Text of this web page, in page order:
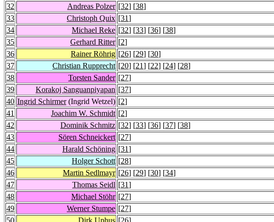
32
Andreas Polzer [32] [38]
33
Christoph Quix [31]
34
Michael Reke [32] [33] [36] [38]
35
Gerhard Ritter [2]
36
Rainer Röhrig [26] [29] [30]
37
Christian Rupprecht [20] [21] [22] [24] [28]
38
Torsten Sander [27]
39
Korakoj Sanguanpiyapan [37]
40 Ingrid Schirmer(Ingrid Wetzel) [2]
41
Joachim W. Schmidt [2]
42
Dominik Schmitz [32] [33] [36] [37] [38]
43
Sören Schneickert [27]
44
Harald Schöning [31]
45
Holger Schott [28]
46
Martin Sedlmayr [26] [29] [30] [34]
47
Thomas Seidl [31]
48
Michael Stöhr [27]
49
Werner Stumpe [27]
50
Dirk Uphus [26]